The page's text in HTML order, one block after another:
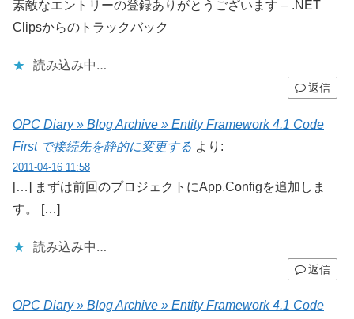
素敵なエントリーの登録ありがとうございます – .NET
Clipsからのトラックバック
読み込み中…
返信
OPC Diary » Blog Archive » Entity Framework 4.1 Code
First で接続先を静的に変更する より:
2011-04-16 11:58
[…] まずは前回のプロジェクトにApp.Configを追加しま
す。 […]
読み込み中…
返信
OPC Diary » Blog Archive » Entity Framework 4.1 Code